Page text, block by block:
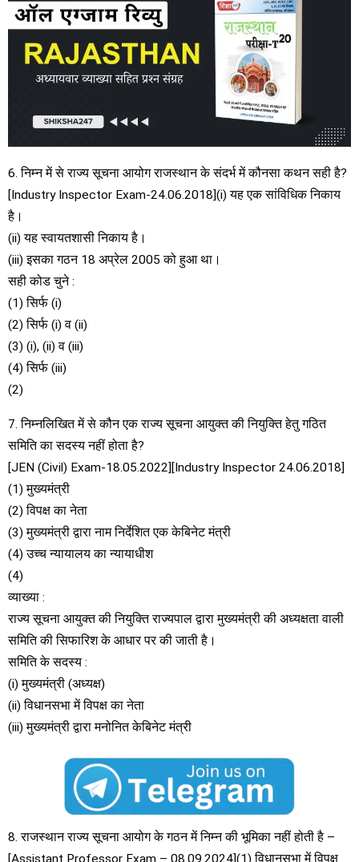
6. निम्न में से राज्य सूचना आयोग राजस्थान के संदर्भ में कौनसा कथन सही है?
[Industry Inspector Exam-24.06.2018](i) यह एक सांविधिक निकाय
है।
(ii) यह स्वायतशासी निकाय है।
(iii) इसका गठन 18 अप्रेल 2005 को हुआ था।
सही कोड चुने :
(1) सिर्फ (i)
(2) सिर्फ (i) व (ii)
(3) (i), (ii) व (iii)
(4) सिर्फ (iii)
(2)
7. निम्नलिखित में से कौन एक राज्य सूचना आयुक्त की नियुक्ति हेतु गठित
समिति का सदस्य नहीं होता है?
[JEN (Civil) Exam-18.05.2022][Industry Inspector 24.06.2018]
(1) मुख्यमंत्री
(2) विपक्ष का नेता
(3) मुख्यमंत्री द्वारा नाम निर्देशित एक केबिनेट मंत्री
(4) उच्च न्यायालय का न्यायाधीश
(4)
व्याख्या :
राज्य सूचना आयुक्त की नियुक्ति राज्यपाल द्वारा मुख्यमंत्री की अध्यक्षता वाली
समिति की सिफारिश के आधार पर की जाती है।
समिति के सदस्य :
(i) मुख्यमंत्री (अध्यक्ष)
(ii) विधानसभा में विपक्ष का नेता
(iii) मुख्यमंत्री द्वारा मनोनित केबिनेट मंत्री
8. राजस्थान राज्य सूचना आयोग के गठन में निम्न की भूमिका नहीं होती है –
[Assistant Professor Exam – 08.09.2024](1) विधानसभा में विपक्ष